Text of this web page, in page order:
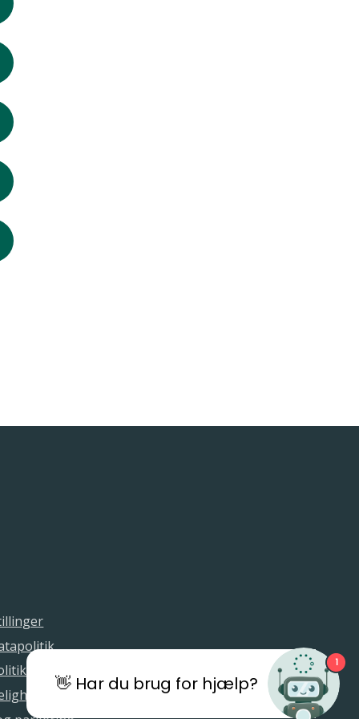
👋 Har du brug for hjælp?
1